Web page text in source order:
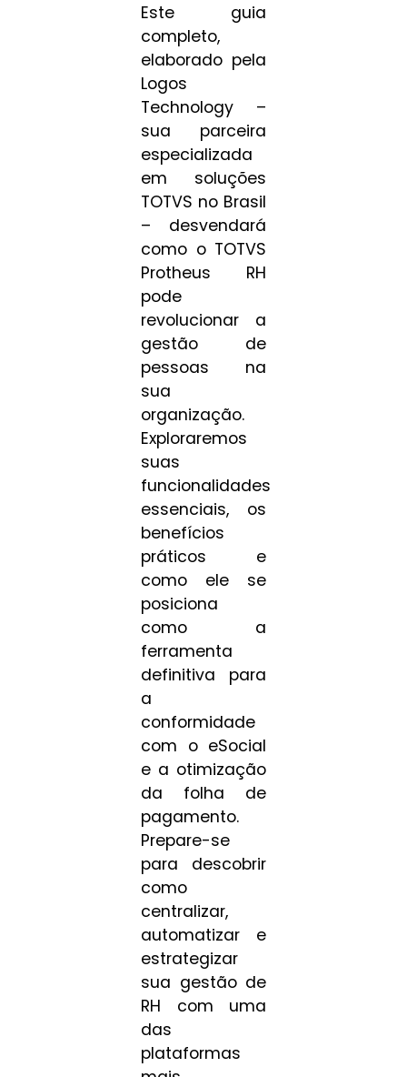
Este guia
completo,
elaborado pela
Logos
Technology –
sua parceira
especializada
em soluções
TOTVS no Brasil
– desvendará
como o TOTVS
Protheus RH
pode
revolucionar a
gestão de
pessoas na
sua
organização.
Exploraremos
suas
funcionalidades
essenciais, os
benefícios
práticos e
como ele se
posiciona
como a
ferramenta
definitiva para
a
conformidade
com o eSocial
e a otimização
da folha de
pagamento.
Prepare-se
para descobrir
como
centralizar,
automatizar e
estrategizar
sua gestão de
RH com uma
das
plataformas